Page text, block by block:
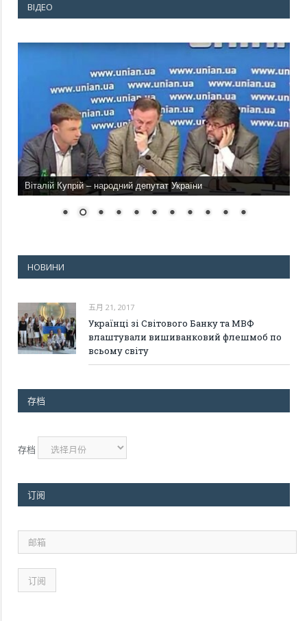
ВІДЕО
Віталій Купрій – народний депутат України
НОВИНИ
五月 21, 2017
Українці зі Світового Банку та МВФ
влаштували вишиванковий флешмоб по
всьому світу
存档
存档
订阅